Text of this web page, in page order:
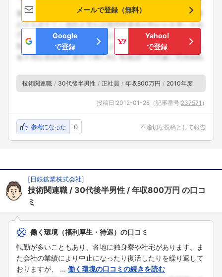
メールで登録（無料）
Google
で登録
Yahoo!
で登録
技術関連職 30代後半男性 正社員 年収800万円 2010年度
投稿日:2012-01-28 （記事番号:237571 ）
参考になった 0 不適切な投稿として報告
[日鉄鉱業株式会社]
技術関連職 30代後半男性 年収800万円 の口コ
ミ
働く環境（福利厚生・待遇）の口コミ
転勤が多いこともあり、各地に独身寮や社宅があります。ま
た会社の業績により中止になったり復活したりを繰り返して
おりますが、 ... 働く環境の口コミの続きを読む